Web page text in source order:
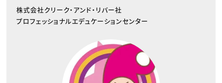
株式会社クリーク・アンド・リバー社
プロフェッショナルエデュケーションセンター